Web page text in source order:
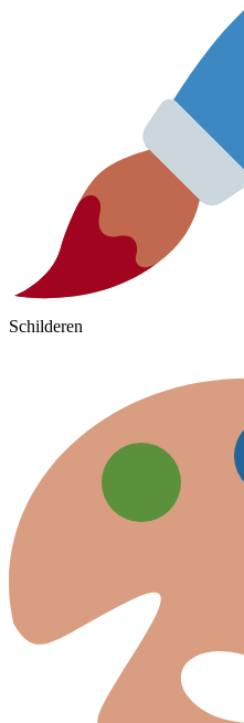
Schilderen